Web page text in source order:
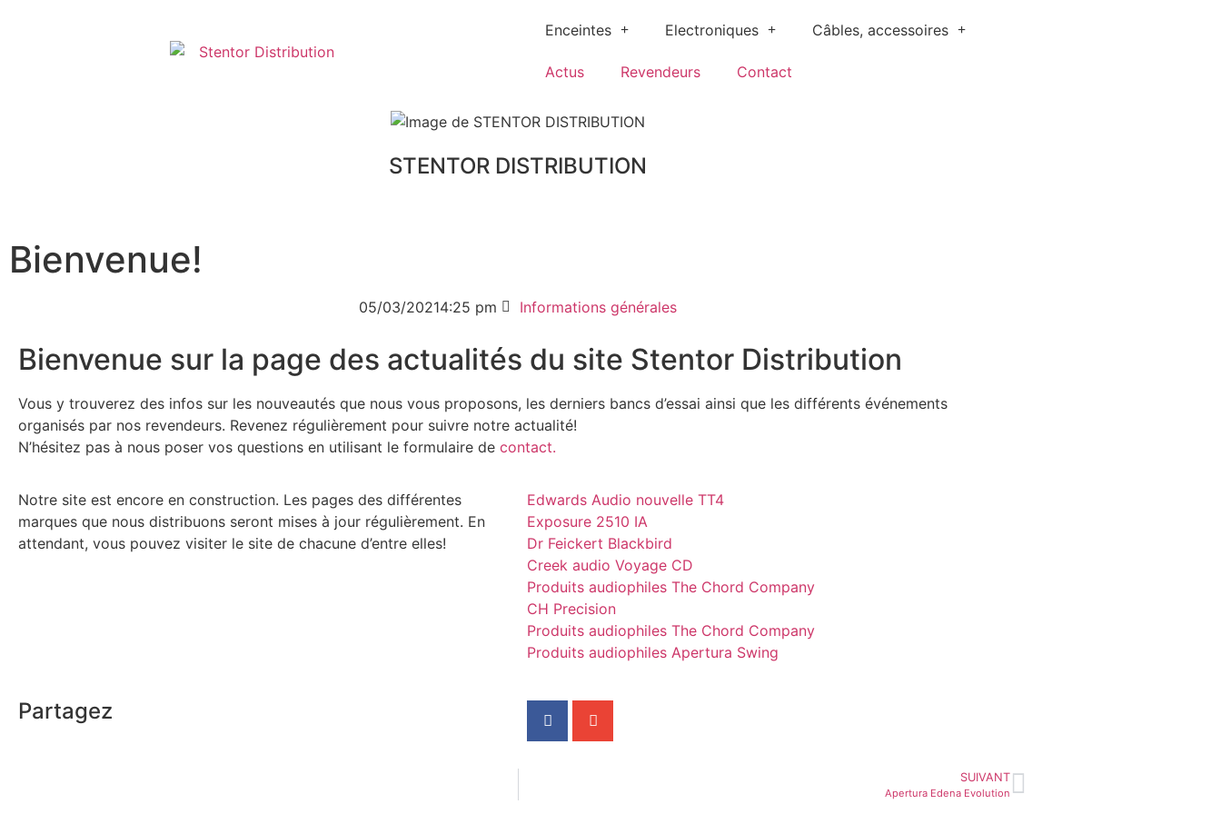
Enceintes Electroniques Câbles, accessoires
Actus Revendeurs Contact
STENTOR DISTRIBUTION
Bienvenue!
05/03/20214:25 pm Informations générales
Bienvenue sur la page des actualités du site Stentor Distribution
Vous y trouverez des infos sur les nouveautés que nous vous proposons, les derniers bancs d’essai ainsi que les différents événements
organisés par nos revendeurs. Revenez régulièrement pour suivre notre actualité!
N’hésitez pas à nous poser vos questions en utilisant le formulaire de contact.
Notre site est encore en construction. Les pages des différentes
marques que nous distribuons seront mises à jour régulièrement. En
attendant, vous pouvez visiter le site de chacune d’entre elles!
Edwards Audio nouvelle TT4
Exposure 2510 IA
Dr Feickert Blackbird
Creek audio Voyage CD
Produits audiophiles The Chord Company
CH Precision
Produits audiophiles The Chord Company
Produits audiophiles Apertura Swing
Partagez
SUIVANT
Apertura Edena Evolution